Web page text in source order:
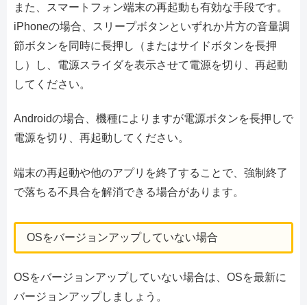
また、スマートフォン端末の再起動も有効な手段です。
iPhoneの場合、スリープボタンといずれか片方の音量調
節ボタンを同時に長押し（またはサイドボタンを長押
し）し、電源スライダを表示させて電源を切り、再起動
してください。
Androidの場合、機種によりますが電源ボタンを長押しで
電源を切り、再起動してください。
端末の再起動や他のアプリを終了することで、強制終了
で落ちる不具合を解消できる場合があります。
OSをバージョンアップしていない場合
OSをバージョンアップしていない場合は、OSを最新に
バージョンアップしましょう。